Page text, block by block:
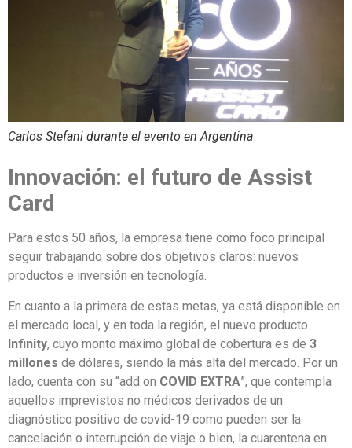
Carlos Stefani durante el evento en Argentina
Innovación: el futuro de Assist
Card
Para estos 50 años, la empresa tiene como foco principal
seguir trabajando sobre dos objetivos claros: nuevos
productos e inversión en tecnología.
En cuanto a la primera de estas metas, ya está disponible en
el mercado local, y en toda la región, el nuevo producto
Infinity, cuyo monto máximo global de cobertura es de 3
millones de dólares, siendo la más alta del mercado. Por un
lado, cuenta con su “add on COVID EXTRA”, que contempla
aquellos imprevistos no médicos derivados de un
diagnóstico positivo de covid-19 como pueden ser la
cancelación o interrupción de viaje o bien, la cuarentena en